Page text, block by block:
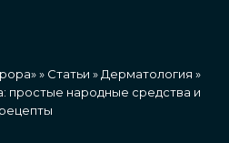
» Статьи » Дерматология »
простые народные средства и
рецепты